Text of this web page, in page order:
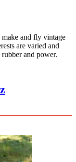
make and fly vintage
are varied and
and power.